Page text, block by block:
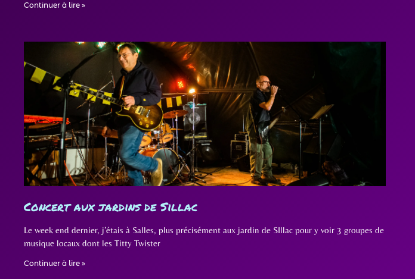
Continuer à lire »
Concert aux jardins de Sillac
Le week end dernier, j’étais à Salles, plus précisément aux jardin de SIllac pour y voir 3 groupes de
musique locaux dont les Titty Twister
Continuer à lire »